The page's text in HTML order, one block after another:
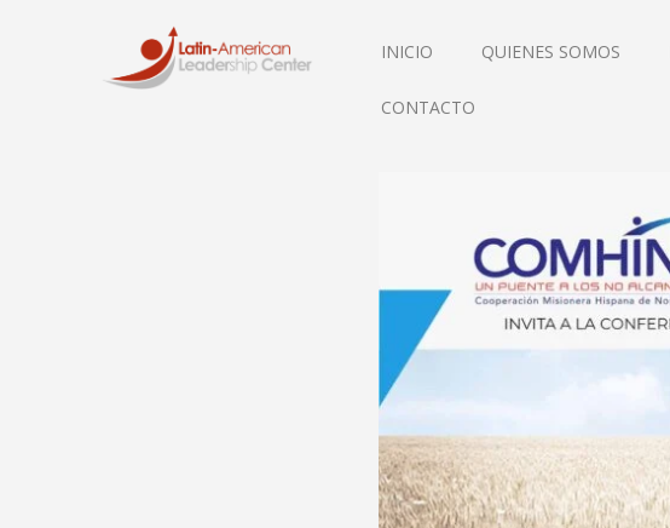
INICIO QUIENES SOMOS
CONTACTO